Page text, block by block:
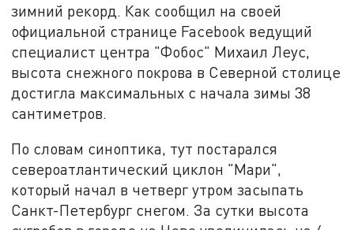
зимний рекорд. Как сообщил на своей
официальной странице Facebook ведущий
специалист центра "Фобос" Михаил Леус,
высота снежного покрова в Северной столице
достигла максимальных с начала зимы 38
сантиметров.
По словам синоптика, тут постарался
североатлантический циклон "Мари",
который начал в четверг утром засыпать
Санкт-Петербург снегом. За сутки высота